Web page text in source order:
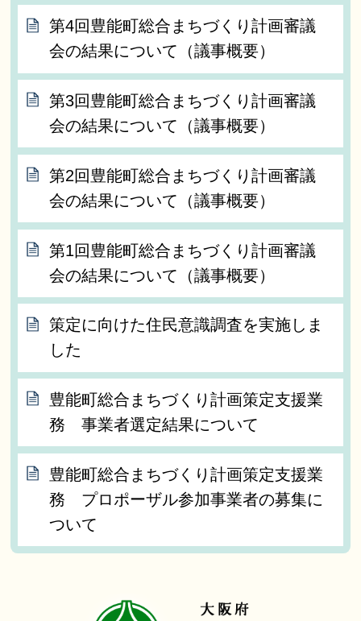
第4回豊能町総合まちづくり計画審議
会の結果について（議事概要）
第3回豊能町総合まちづくり計画審議
会の結果について（議事概要）
第2回豊能町総合まちづくり計画審議
会の結果について（議事概要）
第1回豊能町総合まちづくり計画審議
会の結果について（議事概要）
策定に向けた住民意識調査を実施しま
した
豊能町総合まちづくり計画策定支援業
務 事業者選定結果について
豊能町総合まちづくり計画策定支援業
務 プロポーザル参加事業者の募集に
ついて